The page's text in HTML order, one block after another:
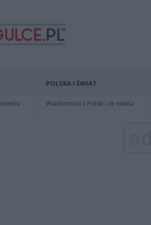
POLSKA I ŚWIAT
Wiadomości z Polski i ze świata